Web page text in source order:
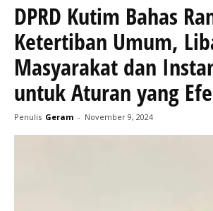
DPRD Kutim Bahas
Ketertiban Umum,
Masyarakat dan
untuk Aturan yang
Penulis Geram - November 9, 2024